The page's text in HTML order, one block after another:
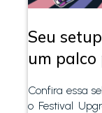
Seu
um
Confira essa
o Festival